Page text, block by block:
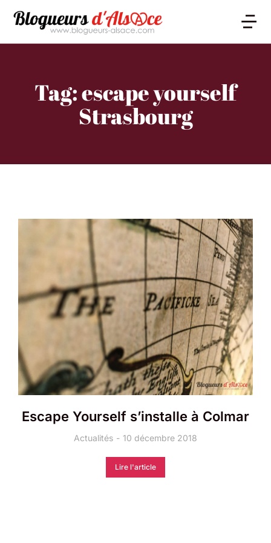
Tag: escape yourself
Strasbourg
Escape Yourself s’installe à Colmar
Actualités 10 décembre 2018
Lire l'article